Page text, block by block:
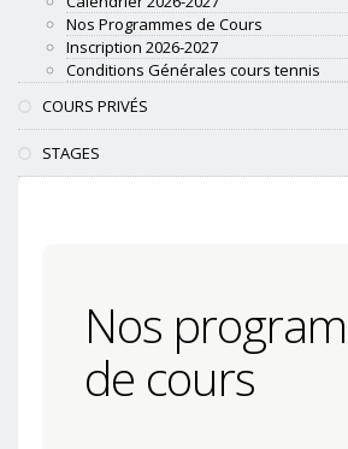
Nos Programmes de Cours
Inscription 2026-2027
Conditions Générales cours tennis
COURS PRIVÉS
STAGES
Nos
de cours